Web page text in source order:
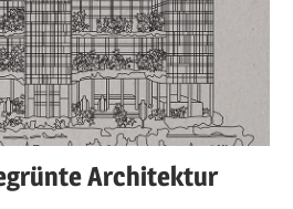
Architektur